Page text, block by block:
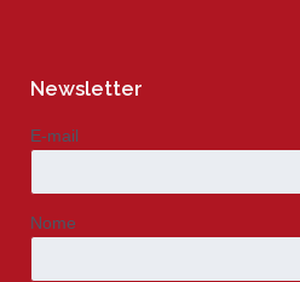
Newsletter
E-mail
Nome